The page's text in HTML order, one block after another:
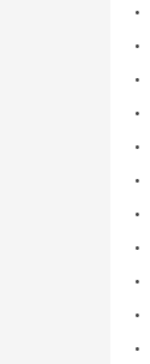
•
•
•
•
•
•
•
•
•
•
•